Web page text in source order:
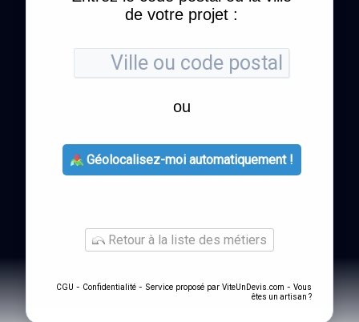
de votre projet :
ou
Géolocalisez-moi automatiquement !
Retour à la liste des métiers
CGU - Confidentialité - Service proposé par ViteUnDevis.com - Vous
êtes un artisan ?